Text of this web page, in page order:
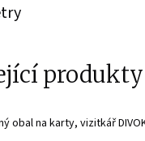
produkty
obal na karty, vizitkář